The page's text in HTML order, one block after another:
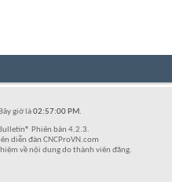
giờ là02:57:00 PM.
Phiên bản 4.2.3.
diễn đàn CNCProVN.com
về nội dung do thành viên đăng.